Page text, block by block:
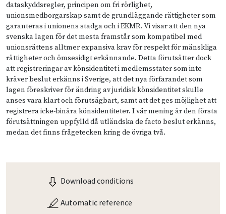
dataskyddsregler, principen om fri rörlighet,
unionsmedborgarskap samt de grundläggande rättigheter som
garanteras i unionens stadga och i EKMR. Vi visar att den nya
svenska lagen för det mesta framstår som kompatibel med
unionsrättens alltmer expansiva krav för respekt för mänskliga
rättigheter och ömsesidigt erkännande. Detta förutsätter dock
att registreringar av könsidentitet i medlemsstater som inte
kräver beslut erkänns i Sverige, att det nya förfarandet som
lagen föreskriver för ändring av juridisk könsidentitet skulle
anses vara klart och förutsägbart, samt att det ges möjlighet att
registrera icke-binära könsidentiteter. I vår mening är den första
förutsättningen uppfylld då utländska de facto beslut erkänns,
medan det finns frågetecken kring de övriga två.
Download conditions
Automatic reference